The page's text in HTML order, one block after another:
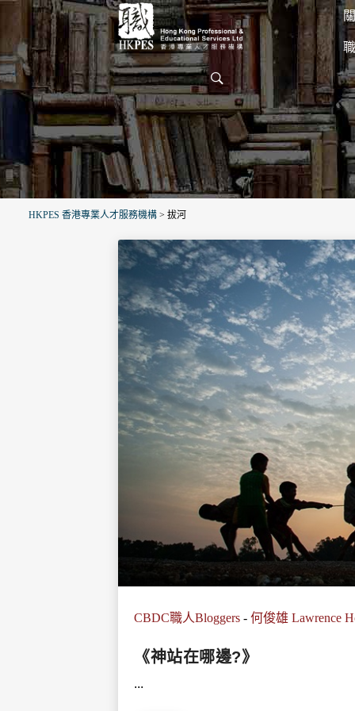
HKPES 香港專業人才服務機構 > 拔河
CBDC職人Bloggers -何俊雄 Lawrence
《神站在哪邊?》
...